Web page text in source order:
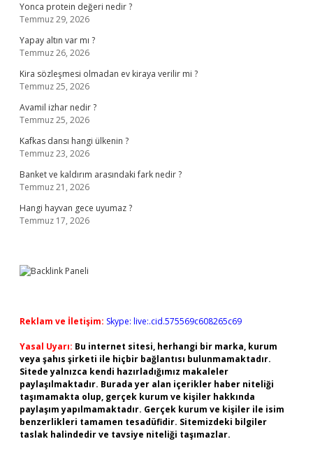
Yonca protein değeri nedir ?
Temmuz 29, 2026
Yapay altın var mı ?
Temmuz 26, 2026
Kira sözleşmesi olmadan ev kiraya verilir mi ?
Temmuz 25, 2026
Avamil izhar nedir ?
Temmuz 25, 2026
Kafkas dansı hangi ülkenin ?
Temmuz 23, 2026
Banket ve kaldırım arasındaki fark nedir ?
Temmuz 21, 2026
Hangi hayvan gece uyumaz ?
Temmuz 17, 2026
Reklam ve İletişim: Skype: live:.cid.575569c608265c69
Yasal Uyarı: Bu internet sitesi, herhangi bir marka, kurum
veya şahıs şirketi ile hiçbir bağlantısı bulunmamaktadır.
Sitede yalnızca kendi hazırladığımız makaleler
paylaşılmaktadır. Burada yer alan içerikler haber niteliği
taşımamakta olup, gerçek kurum ve kişiler hakkında
paylaşım yapılmamaktadır. Gerçek kurum ve kişiler ile isim
benzerlikleri tamamen tesadüfidir. Sitemizdeki bilgiler
taslak halindedir ve tavsiye niteliği taşımazlar.